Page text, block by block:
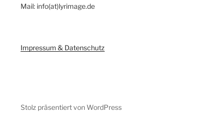
Mail: info(at)lyrimage.de
Impressum & Datenschutz
Stolz präsentiert von WordPress